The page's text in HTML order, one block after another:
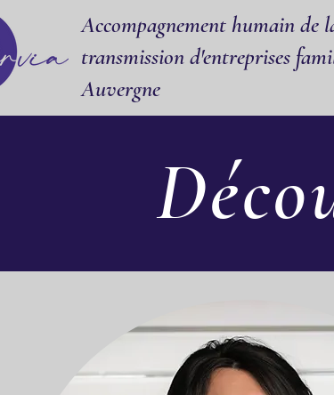
Accompagnement humain de
transmission d'entreprises
Auvergne